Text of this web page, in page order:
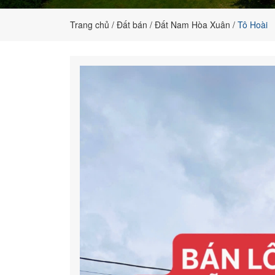
đất
nền
Trang chủ Đất bán Đất Nam Hòa Xuân Tô Hoài